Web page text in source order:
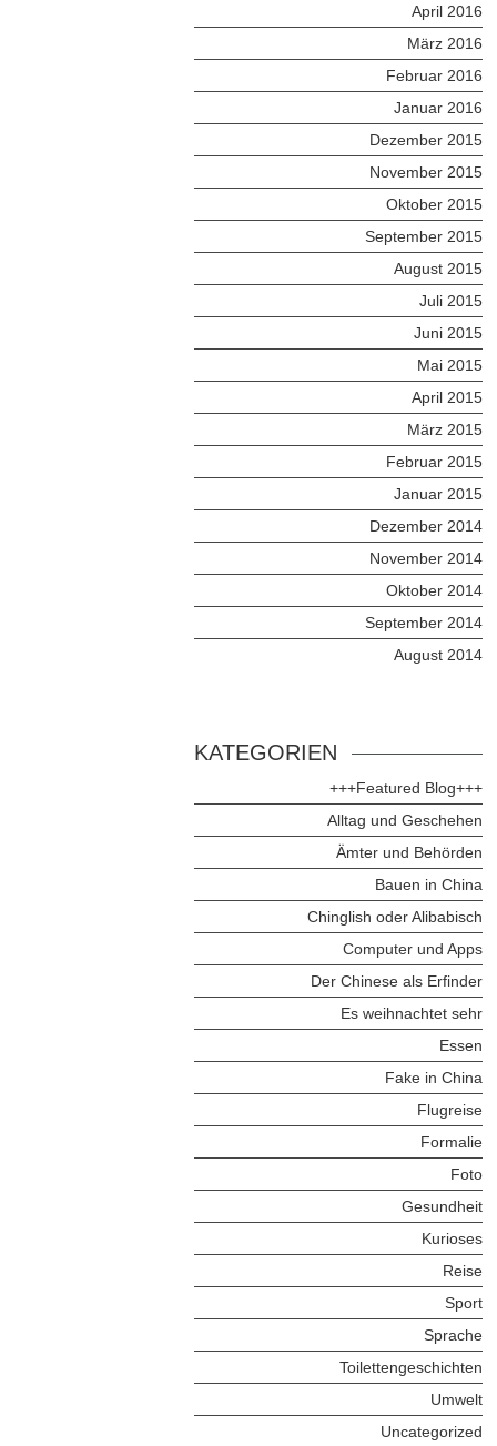
April 2016
März 2016
Februar 2016
Januar 2016
Dezember 2015
November 2015
Oktober 2015
September 2015
August 2015
Juli 2015
Juni 2015
Mai 2015
April 2015
März 2015
Februar 2015
Januar 2015
Dezember 2014
November 2014
Oktober 2014
September 2014
August 2014
KATEGORIEN
+++Featured Blog+++
Alltag und Geschehen
Ämter und Behörden
Bauen in China
Chinglish oder Alibabisch
Computer und Apps
Der Chinese als Erfinder
Es weihnachtet sehr
Essen
Fake in China
Flugreise
Formalie
Foto
Gesundheit
Kurioses
Reise
Sport
Sprache
Toilettengeschichten
Umwelt
Uncategorized